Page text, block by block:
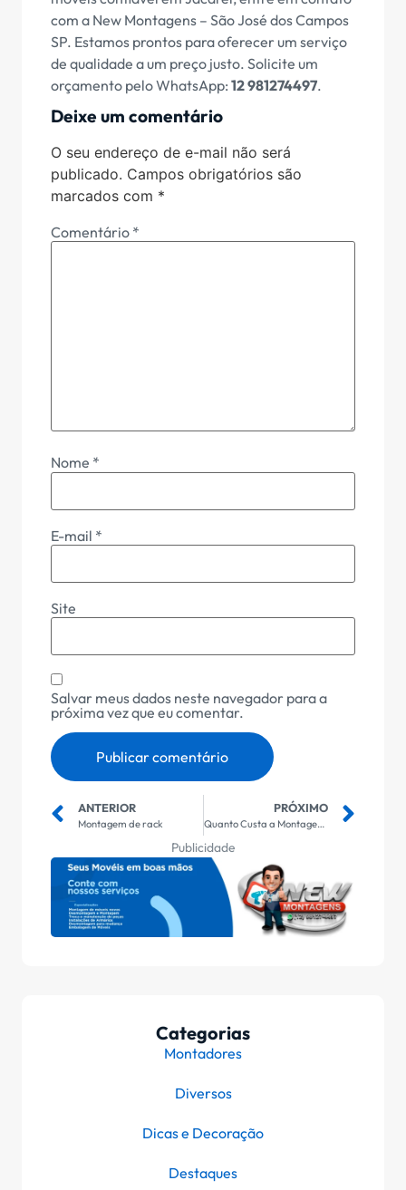
com a New Montagens – São José dos Campos
SP. Estamos prontos para oferecer um serviço
de qualidade a um preço justo. Solicite um
orçamento pelo WhatsApp: 12 981274497.
Deixe um comentário
O seu endereço de e-mail não será
publicado. Campos obrigatórios são
marcados com *
Comentário *
Nome *
E-mail *
Site
Salvar meus dados neste navegador para a
próxima vez que eu comentar.
ANTERIOR
Montagem de rack
PRÓXIMO
Quanto Custa a Montagem de Móveis em Jacareí? Veja os Valores Médios
Publicidade
Categorias
Montadores
Diversos
Dicas e Decoração
Destaques